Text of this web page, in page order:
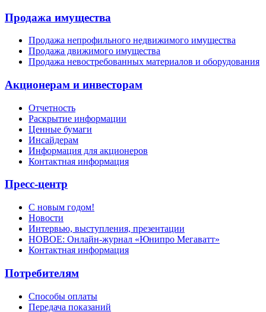
Продажа имущества
Продажа непрофильного недвижимого имущества
Продажа движимого имущества
Продажа невостребованных материалов и оборудования
Акционерам и инвесторам
Отчетность
Раскрытие информации
Ценные бумаги
Инсайдерам
Информация для акционеров
Контактная информация
Пресс-центр
С новым годом!
Новости
Интервью, выступления, презентации
НОВОЕ: Онлайн-журнал «Юнипро Мегаватт»
Контактная информация
Потребителям
Способы оплаты
Передача показаний